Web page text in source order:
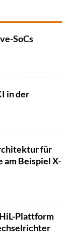
SoCs
in der
für
Beispiel X-
Plattform